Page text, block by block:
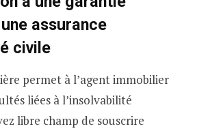
assurance
civile
permet à l’agent immobilier
liées à l’insolvabilité
libre champ de souscrire